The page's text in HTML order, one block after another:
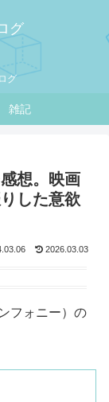
グ
グ
雑記
想。映画
した意欲
2026.03.03
フォニー）の